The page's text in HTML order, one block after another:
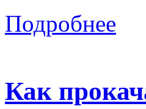
Подробнее
Как